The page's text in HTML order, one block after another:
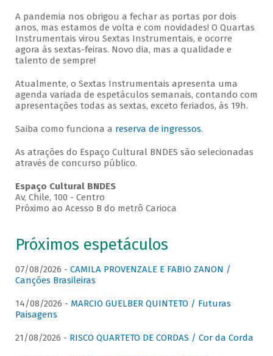
A pandemia nos obrigou a fechar as portas por dois
anos, mas estamos de volta e com novidades! O Quartas
Instrumentais virou Sextas Instrumentais, e ocorre
agora às sextas-feiras. Novo dia, mas a qualidade e
talento de sempre!
Atualmente, o Sextas Instrumentais apresenta uma
agenda variada de espetáculos semanais, contando com
apresentações todas as sextas, exceto feriados, às 19h.
Saiba como funciona a reserva de ingressos.
As atrações do Espaço Cultural BNDES são selecionadas
através de concurso público.
Espaço Cultural BNDES
Av, Chile, 100 - Centro
Próximo ao Acesso B do metrô Carioca
Próximos espetáculos
07/08/2026 - CAMILA PROVENZALE E FABIO ZANON /
Canções Brasileiras
14/08/2026 - MARCIO GUELBER QUINTETO / Futuras
Paisagens
21/08/2026 - RISCO QUARTETO DE CORDAS / Cor da Corda